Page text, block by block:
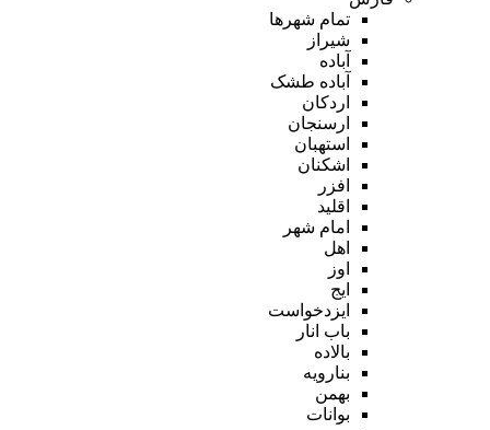
تمام شهر‌ها
شیراز
آباده
آباده طشک
اردکان
ارسنجان
استهبان
اشکنان
افزر
اقلید
امام شهر
اهل
اوز
ایج
ایزدخواست
باب انار
بالاده
بنارویه
بهمن
بوانات